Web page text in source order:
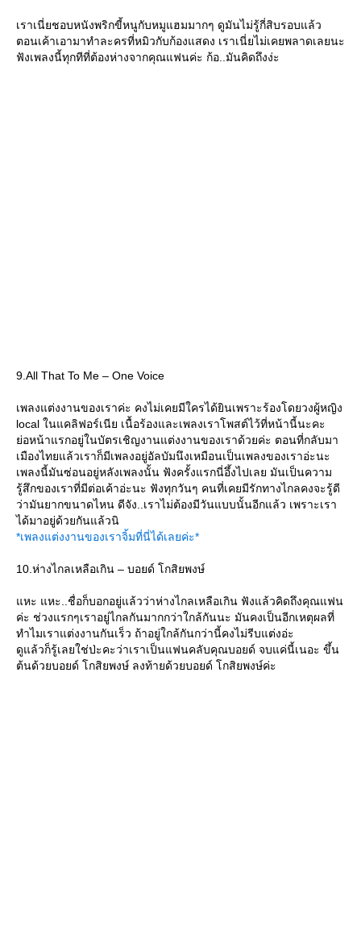
เราเนี่ยชอบหนังพริกขี้หนูกับหมูแฮมมากๆ ดูมันไม่รู้กี่สิบรอบแล้ว
ตอนเค้าเอามาทำละครที่หมิวกับก้องแสดง เราเนี่ยไม่เคยพลาดเลยนะ
ฟังเพลงนี้ทุกทีที่ต้องห่างจากคุณแฟนค่ะ ก้อ..มันคิดถึงง่ะ
9.All That To Me – One Voice
เพลงแต่งงานของเราค่ะ คงไม่เคยมีใครได้ยินเพราะร้องโดยวงผู้หญิง
local ในแคลิฟอร์เนีย เนื้อร้องและเพลงเราโพสต์ไว้ที่หน้านี้นะคะ
่อหน้าแรกอยู่ในบัตรเชิญงานแต่งงานของเราด้วยค่ะ ตอนที่กลับมา
เมืองไทยแล้วเราก็มีเพลงอยู่อัลบัมนึงเหมือนเป็นเพลงของเราอ่ะนะ
เพลงนี้มันซ่อนอยู่หลังเพลงนั้น ฟังครั้งแรกนี่อึ้งไปเลย มันเป็นความ
รู้สึกของเราที่มีต่อเค้าอ่ะนะ ฟังทุกวันๆ คนที่เคยมีรักทางไกลคงจะรู้ดี
ว่ามันยากขนาดไหน ดีจัง..เราไม่ต้องมีวันแบบนั้นอีกแล้ว เพราะเรา
ได้มาอยู่ด้วยกันแล้วนิ
*เพลงแต่งงานของเราจิ้มที่นี่ได้เลยค่ะ*
10.ห่างไกลเหลือเกิน – บอยด์ โกสิยพงษ์
หะ แหะ..ชื่อก็บอกอยู่แล้วว่าห่างไกลเหลือเกิน ฟังแล้วคิดถึงคุณแฟน
ค่ะ ช่วงแรกๆเราอยู่ไกลกันมากกว่าใกล้กันนะ มันคงเป็นอีกเหตุผลที่
ทำไมเราแต่งงานกันเร็ว ถ้าอยู่ใกล้กันกว่านี้คงไม่รีบแต่งอ่ะ
ดูแล้วก็รู้เลยใช่ป่ะคะว่าเราเป็นแฟนคลับคุณบอยด์ จบแค่นี้เนอะ ขึ้น
ต้นด้วยบอยด์ โกสิยพงษ์ ลงท้ายด้วยบอยด์ โกสิยพงษ์ค่ะ